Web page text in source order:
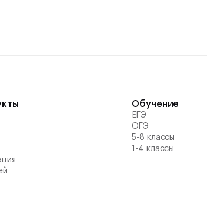
Обучение
ЕГЭ
ОГЭ
5-8 классы
1-4 классы